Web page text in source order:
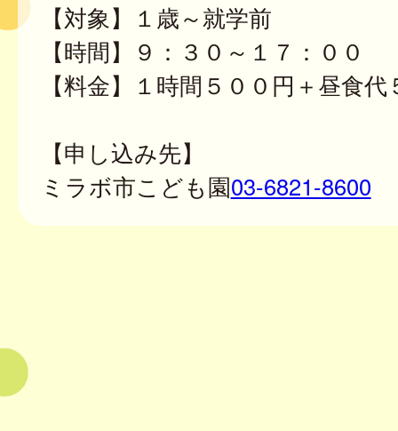
【対象】１歳～就学前
【時間】９：３０～１７：００
【料金】１時間５００円＋昼食代
【申し込み先】
ミラボ市こども園03-6821-8600